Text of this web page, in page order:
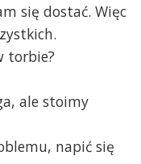
się dostać. Więc
torbie?
ale stoimy
napić się